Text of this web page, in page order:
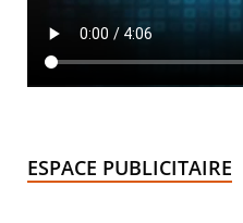
ESPACE PUBLICITAIRE